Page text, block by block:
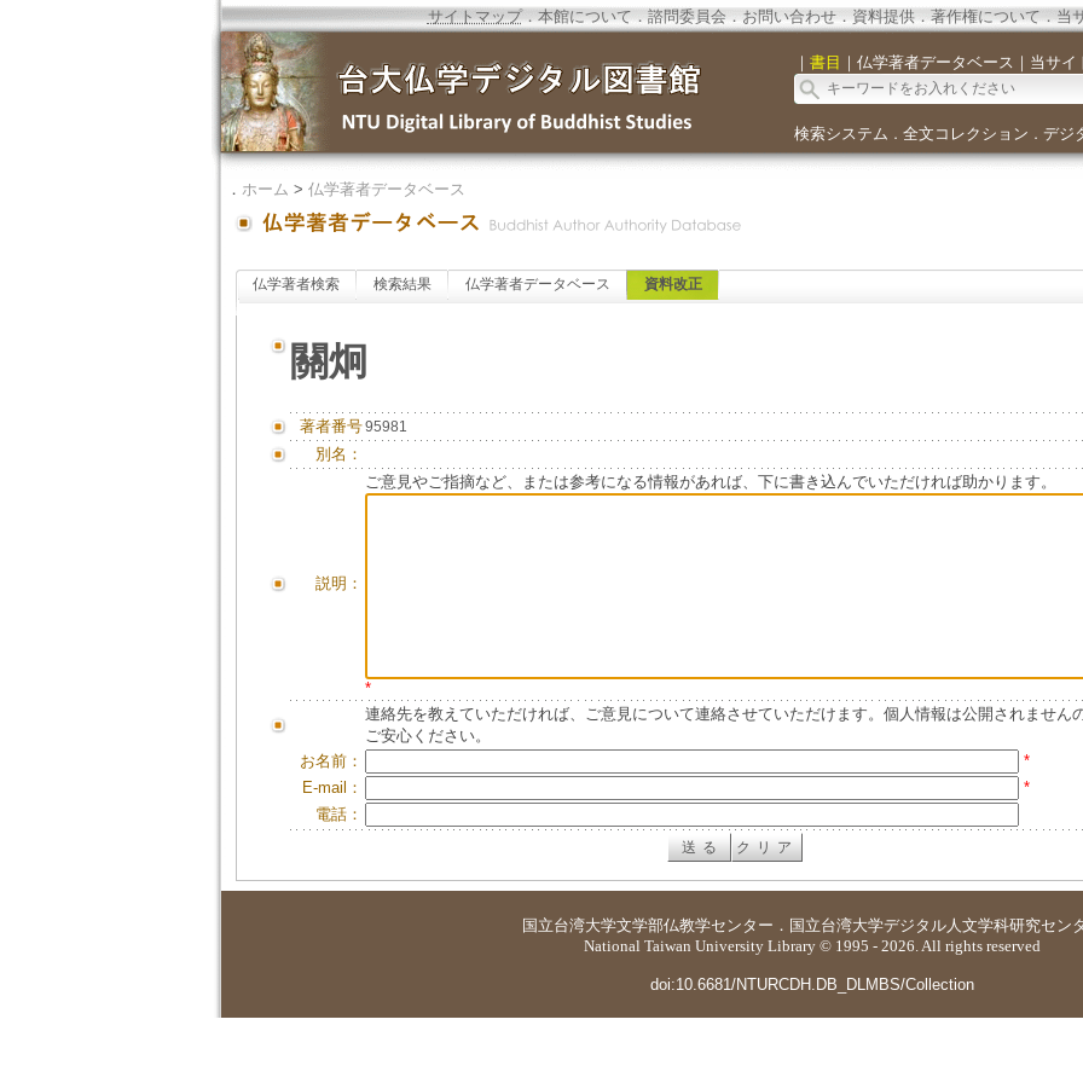
サイトマップ．本館について．諮問委員会． お問い合わせ． 資料提供．著作権について．当
｜ 書目 ｜ 仏学著者データベース ｜ 当サイ
検索システム ． 全文コレクション ． デジ
． ホーム > 仏学著者データベース
仏学著者検索 検索結果 仏学著者データベース 資料改正
關炯
著者番号95981
別名：
説明：
ご意見やご指摘など、または参考になる情報があれば、下に書き込んでいただければ助かります。
*
連絡先を教えていただければ、ご意見について連絡させていただけます。個人情報は公開されません
ご安心ください。
お名前：
*
E-mail：
*
電話：
国立台湾大学文学部仏教学センター ． 国立台湾大学デジタル人文学科研究セン
National Taiwan University Library © 1995 - 2026. All rights reserved
doi:10.6681/NTURCDH.DB_DLMBS/Collection